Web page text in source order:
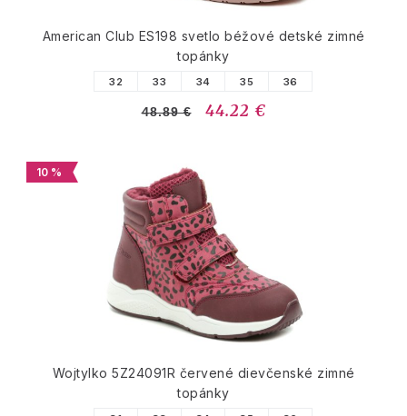
American Club ES198 svetlo béžové detské zimné
topánky
32 33 34 35 36
48.89 € 44.22 €
10 %
Wojtylko 5Z24091R červené dievčenské zimné
topánky